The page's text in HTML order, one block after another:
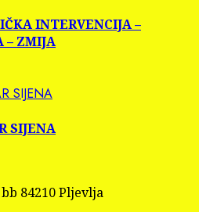
INTERVENCIJA –
– ZMIJA
SIJENA
SIJENA
84210 Pljevlja